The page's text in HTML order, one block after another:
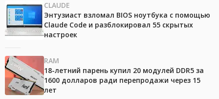
CLAUDE
Энтузиаст взломал BIOS ноутбука с помощью
Claude Code и разблокировал 55 скрытых
настроек
RAM
18-летний парень купил 20 модулей DDR5 за
1600 долларов ради перепродажи через 15
лет